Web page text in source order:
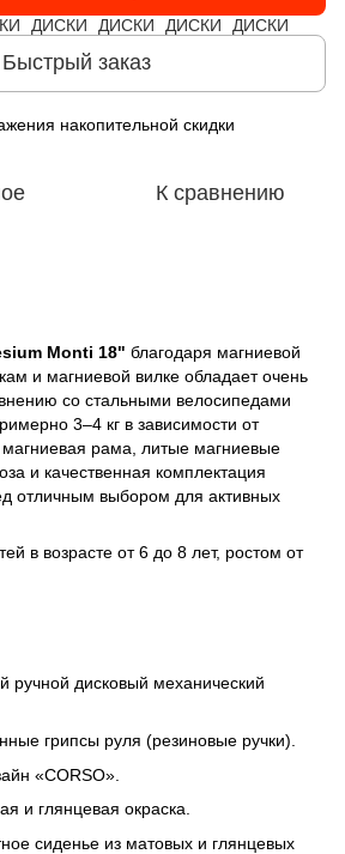
Быстрый заказ
накопительной скидки
К сравнению
Monti 18" благодаря магниевой
и магниевой вилке обладает очень
со стальными велосипедами
3–4 кг в зависимости от
рама, литые магниевые
и качественная комплектация
отличным выбором для активных
в возрасте от 6 до 8 лет, ростом от
ручной дисковый механический
грипсы руля (резиновые ручки).
«CORSO».
и глянцевая окраска.
сиденье из матовых и глянцевых